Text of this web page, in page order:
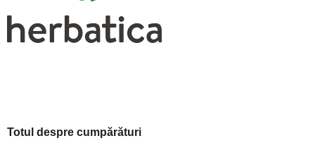
Totul despre cumpărături